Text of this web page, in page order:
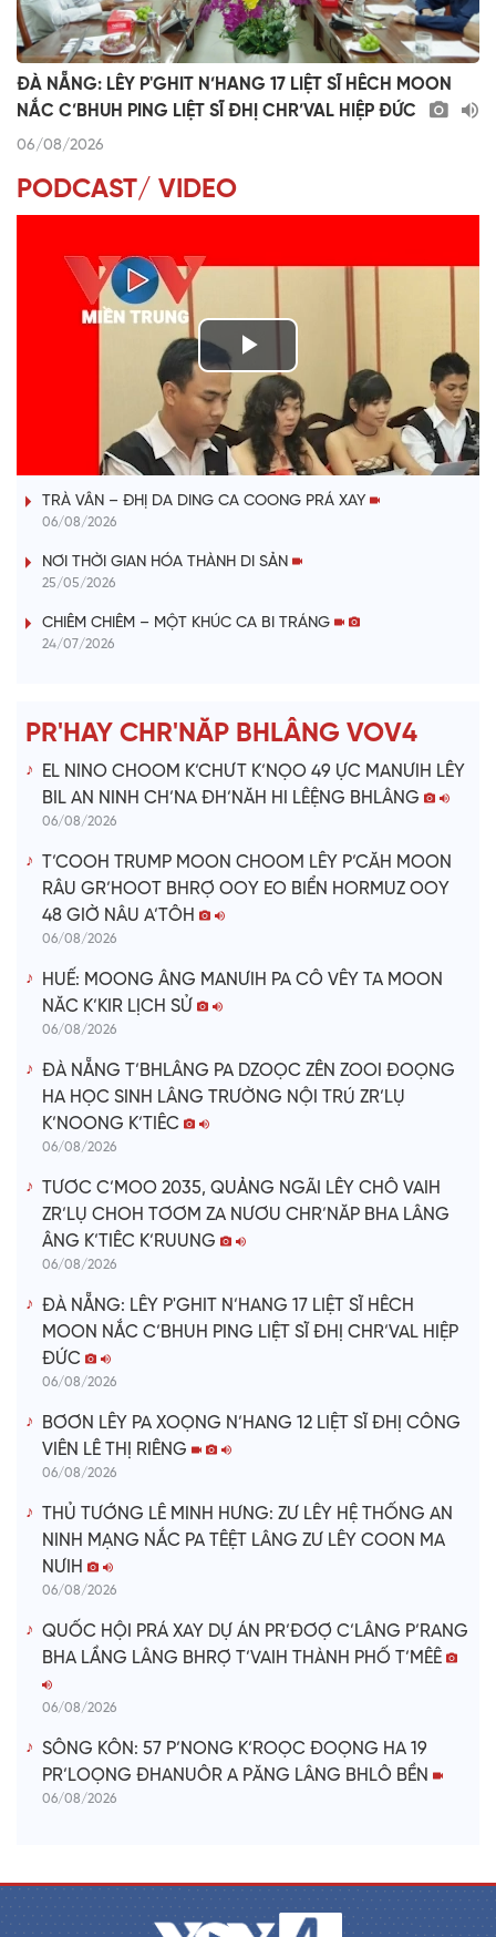
ĐÀ NẴNG: LÊY P'GHIT N’HANG 17 LIỆT SĨ HÊCH MOON
NẮC C’BHUH PING LIỆT SĨ ĐHỊ CHR’VAL HIỆP ĐỨC
06/08/2026
PODCAST/ VIDEO
P
l
a
V
i
e
o
VÀI PHÚT DÀNH CHO QUẢNG BÁ
TRÀ VÂN – ĐHỊ DA DING CA COONG PRÁ XAY
06/08/2026
NƠI THỜI GIAN HÓA THÀNH DI SẢN
25/05/2026
CHIÊM CHIÊM – MỘT KHÚC CA BI TRÁNG
24/07/2026
PR'HAY CHR'NĂP BHLÂNG VOV4
EL NINO CHOOM K’CHƯT K’NỌO 49 ỰC MANƯIH LÊY
BIL AN NINH CH’NA ĐH’NĂH HI LÊỆNG BHLÂNG
06/08/2026
T’COOH TRUMP MOON CHOOM LÊY P’CĂH MOON
RÂU GR’HOOT BHRỢ OOY EO BIỂN HORMUZ OOY
48 GIỜ NÂU A’TÔH
06/08/2026
HUẾ: MOONG ÂNG MANƯIH PA CÔ VÊY TA MOON
NĂC K’KIR LỊCH SỬ
06/08/2026
ĐÀ NẴNG T’BHLÂNG PA DZOỌC ZÊN ZOOI ĐOỌNG
HA HỌC SINH LÂNG TRƯỜNG NỘI TRÚ ZR’LỤ
K’NOONG K’TIÊC
06/08/2026
TƯƠC C’MOO 2035, QUẢNG NGÃI LÊY CHÔ VAIH
ZR’LỤ CHOH TƠƠM ZA NƯƠU CHR’NĂP BHA LÂNG
ÂNG K’TIÊC K’RUUNG
06/08/2026
ĐÀ NẴNG: LÊY P'GHIT N’HANG 17 LIỆT SĨ HÊCH
MOON NẮC C’BHUH PING LIỆT SĨ ĐHỊ CHR’VAL HIỆP
ĐỨC
06/08/2026
BƠƠN LÊY PA XOỌNG N’HANG 12 LIỆT SĨ ĐHỊ CÔNG
VIÊN LÊ THỊ RIÊNG
06/08/2026
THỦ TƯỚNG LÊ MINH HƯNG: ZƯ LÊY HỆ THỐNG AN
NINH MẠNG NẮC PA TÊỆT LÂNG ZƯ LÊY COON MA
NƯIH
06/08/2026
QUỐC HỘI PRÁ XAY DỰ ÁN PR’ĐƠỢ C’LÂNG P’RANG
BHA LẦNG LÂNG BHRỢ T’VAIH THÀNH PHỐ T’MÊÊ
06/08/2026
SÔNG KÔN: 57 P’NONG K’ROỌC ĐOỌNG HA 19
PR’LOỌNG ĐHANUÔR A PĂNG LÂNG BHLÔ BỀN
06/08/2026